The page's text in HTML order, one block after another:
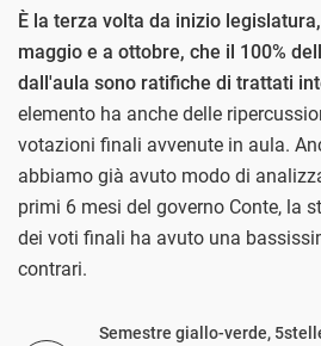
È la terza volta da inizio
maggio e a ottobre, che il 100%
dall'aula sono ratifiche di trattati
elemento ha anche delle
votazioni finali avvenute in aula.
abbiamo già avuto modo di
primi 6 mesi del governo Conte, la
dei voti finali ha avuto una
contrari.
Semestre giallo-verde,